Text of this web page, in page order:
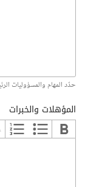
حدّد المهام والمسؤوليات
المؤهلات والخبرات